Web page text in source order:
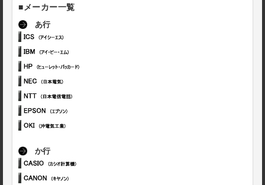
■メーカー一覧
あ行
か行